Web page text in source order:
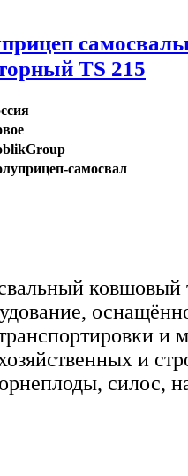
TS 215
самосвал
ковшовый
и
и
силос,